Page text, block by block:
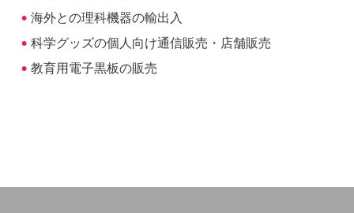
海外との理科機器の輸出入
科学グッズの個人向け通信販売・店舗販売
教育用電子黒板の販売